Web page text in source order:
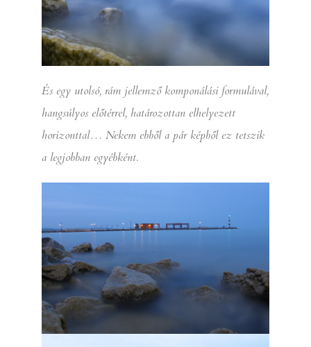
És egy utolsó, rám jellemző komponálási formulával,
hangsúlyos előtérrel, határozottan elhelyezett
horizonttal… Nekem ebből a pár képből ez tetszik
a legjobban egyébként.